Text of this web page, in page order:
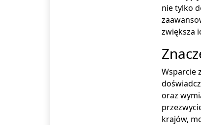
nie tylko
zwiększa
Wsparcie
oraz
krajów,